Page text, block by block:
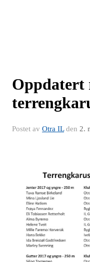
Oppdatert
Postet av Otra ILden 2.